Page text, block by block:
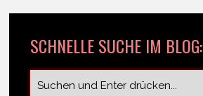
SCHNELLE SUCHE IM BLOG: